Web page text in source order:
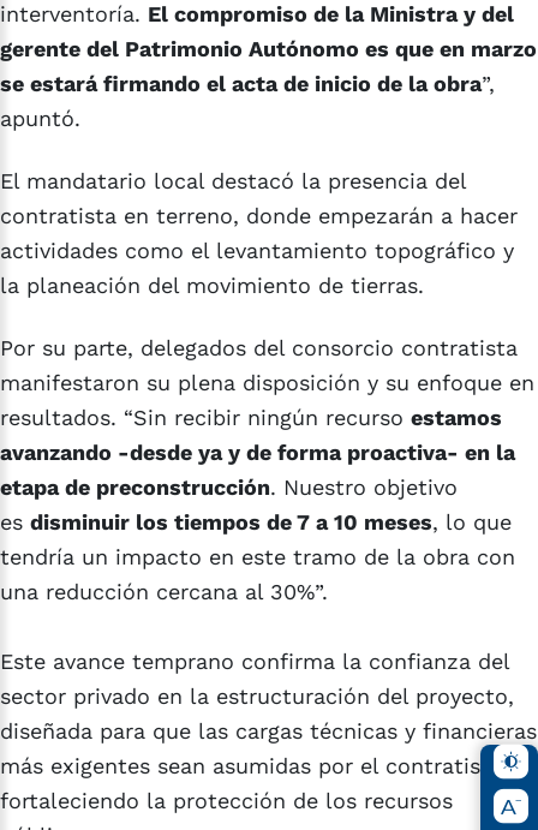
interventoría. El compromiso de la Ministra y del
gerente del Patrimonio Autónomo es que en marzo
se estará firmando el acta de inicio de la obra”,
apuntó.
El mandatario local destacó la presencia del
contratista en terreno, donde empezarán a hacer
actividades como el levantamiento topográfico y
la planeación del movimiento de tierras.
Por su parte, delegados del consorcio contratista
manifestaron su plena disposición y su enfoque en
resultados. “Sin recibir ningún recurso estamos
avanzando -desde ya y de forma proactiva- en la
etapa de preconstrucción. Nuestro objetivo
es disminuir los tiempos de 7 a 10 meses, lo que
tendría un impacto en este tramo de la obra con
una reducción cercana al 30%”.
Este avance temprano confirma la confianza del
sector privado en la estructuración del proyecto,
diseñada para que las cargas técnicas y financieras
más exigentes sean asumidas por el contratista,
fortaleciendo la protección de los recursos